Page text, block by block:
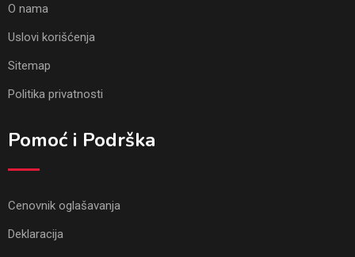
O nama
Uslovi korišćenja
Sitemap
Politika privatnosti
Pomoć i Podrška
Cenovnik oglašavanja
Deklaracija